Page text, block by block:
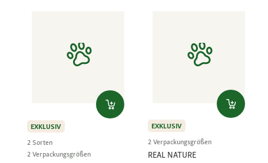
EXKLUSIV
2 Sorten
2 Verpackungsgrößen
EXKLUSIV
2 Verpackungsgrößen
REAL NATURE